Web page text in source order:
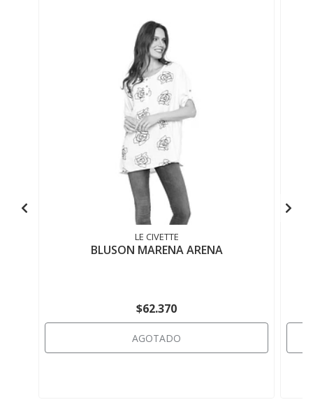
LE CIVETTE
BLUSON MARENA ARENA
$62.370
AGOTADO